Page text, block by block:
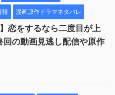
報 漫画原作ドラマネタバレ
】恋をするなら二度目が上
回の動画見逃し配信や原作